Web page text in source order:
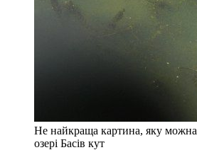
Не найкраща картина, яку
озері Басів кут